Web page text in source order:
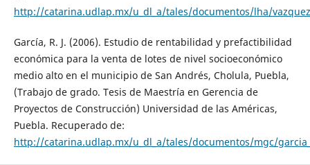
http://catarina.udlap.mx/u_dl_a/tales/documentos/lha/
García, R. J. (2006). Estudio de rentabilidad y prefactibilidad
económica para la venta de lotes de nivel socioeconómico
medio alto en el municipio de San Andrés, Cholula, Puebla,
(Trabajo de grado. Tesis de Maestría en Gerencia de
Proyectos de Construcción) Universidad de las Américas,
Puebla. Recuperado de:
http://catarina.udlap.mx/u_dl_a/tales/documentos/mgc/